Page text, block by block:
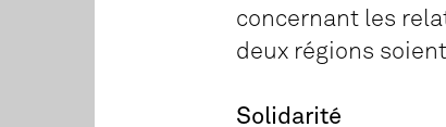
concernant les
deux régions
Solidarité